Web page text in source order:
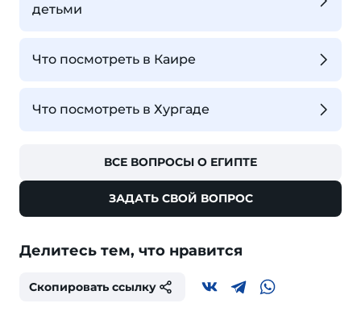
детьми
Что посмотреть в Каире
Что посмотреть в Хургаде
ВСЕ ВОПРОСЫ О ЕГИПТЕ
ЗАДАТЬ СВОЙ ВОПРОС
Делитесь тем, что нравится
Скопировать ссылку